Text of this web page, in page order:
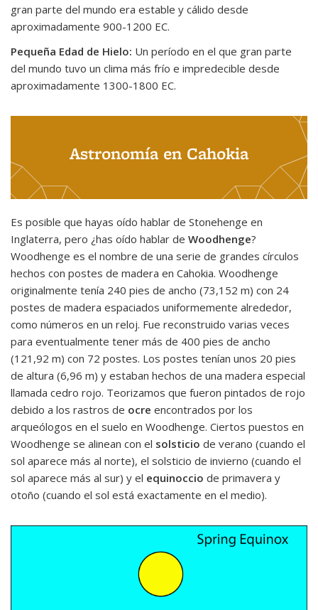
gran parte del mundo era estable y cálido desde
aproximadamente 900-1200 EC.
Pequeña Edad de Hielo: Un período en el que gran parte
del mundo tuvo un clima más frío e impredecible desde
aproximadamente 1300-1800 EC.
Astronomía en Cahokia
Es posible que hayas oído hablar de Stonehenge en
Inglaterra, pero ¿has oído hablar de Woodhenge?
Woodhenge es el nombre de una serie de grandes círculos
hechos con postes de madera en Cahokia. Woodhenge
originalmente tenía 240 pies de ancho (73,152 m) con 24
postes de madera espaciados uniformemente alrededor,
como números en un reloj. Fue reconstruido varias veces
para eventualmente tener más de 400 pies de ancho
(121,92 m) con 72 postes. Los postes tenían unos 20 pies
de altura (6,96 m) y estaban hechos de una madera especial
llamada cedro rojo. Teorizamos que fueron pintados de rojo
debido a los rastros de ocre encontrados por los
arqueólogos en el suelo en Woodhenge. Ciertos puestos en
Woodhenge se alinean con el solsticio de verano (cuando el
sol aparece más al norte), el solsticio de invierno (cuando el
sol aparece más al sur) y el equinoccio de primavera y
otoño (cuando el sol está exactamente en el medio).